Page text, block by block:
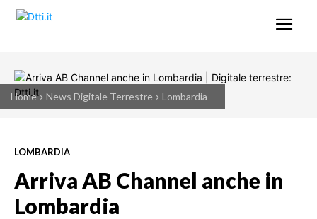
Home News Digitale Terrestre Lombardia
LOMBARDIA
Arriva AB Channel anche in
Lombardia